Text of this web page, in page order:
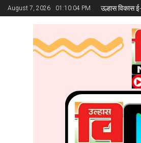
August 7, 2026 01:10:06 PM उल्हास विकास